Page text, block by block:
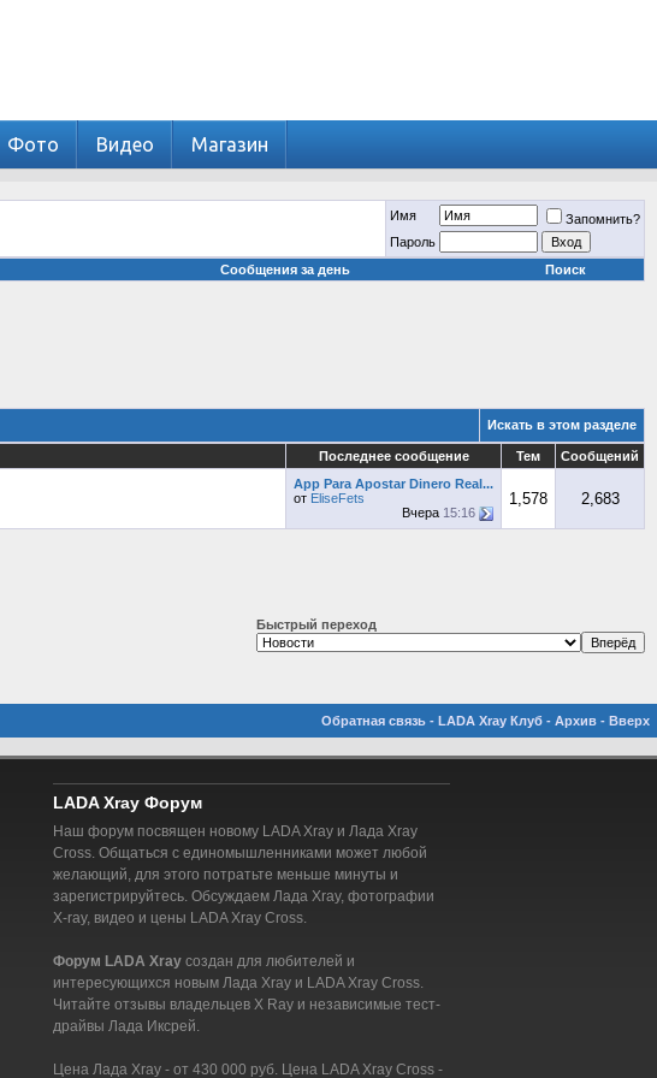
Фото Видео Магазин
Имя
Запомнить?
Пароль
Сообщения за день Поиск
Искать в этом разделе
Последнее сообщение Тем Сообщений
App Para Apostar Dinero Real...
от EliseFets
Вчера 15:16
1,578 2,683
Быстрый переход
Обратная связь - LADA Xray Клуб - Архив - Вверх
LADA Xray Форум
Наш форум посвящен новому LADA Xray и Лада Xray
Cross. Общаться с единомышленниками может любой
желающий, для этого потратьте меньше минуты и
зарегистрируйтесь. Обсуждаем Лада Xray, фотографии
X-ray, видео и цены LADA Xray Cross.
Форум LADA Xray создан для любителей и
интересующихся новым Лада Xray и LADA Xray Cross.
Читайте отзывы владельцев X Ray и независимые тест-
драйвы Лада Иксрей.
Цена Лада Xray - от 430 000 руб. Цена LADA Xray Cross -